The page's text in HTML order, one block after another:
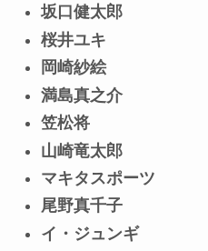
坂口健太郎
桜井ユキ
岡崎紗絵
満島真之介
笠松将
山崎竜太郎
マキタスポーツ
尾野真千子
イ・ジュンギ